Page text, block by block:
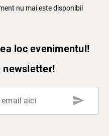
nu mai este disponibil
loc evenimentul!
newsletter!
email aici send